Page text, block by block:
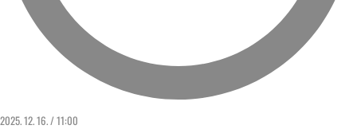
2025. 12. 16. / 11:00